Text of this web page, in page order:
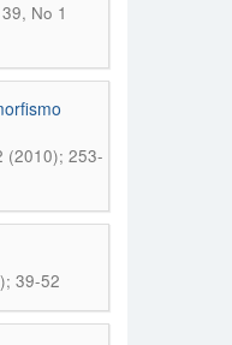
No 1
(2010); 253-
39-52